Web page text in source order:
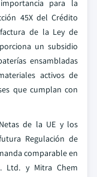
para la
45X del Crédito
de la Ley de
un subsidio
ensambladas
activos de
que cumplan con
de la UE y los
Regulación de
comparable en
Ltd. y Mitra Chem